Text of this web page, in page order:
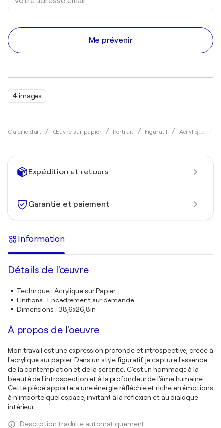
4 images
Galerie d'art Œuvre sur papier Portrait Figuratif Acrylique
Me prévenir
Expédition et retours
Garantie et paiement
Information
Détails de l'œuvre
Technique: Acrylique sur Papier
Finitions : Encadrement sur demande
Dimensions : 38,6x26,8in
À propos de l'oeuvre
Mon travail est une expression profonde et introspective, créée à
l'acrylique sur papier. Dans un style figuratif, je capture l'essence
de la contemplation et de la sérénité. C'est un hommage à la
beauté de l'introspection et à la profondeur de l'âme humaine.
Cette pièce apportera une énergie réfléchie et riche en émotions
à n’importe quel espace, invitant à la réflexion et au dialogue
intérieur.
Description traduite automatiquement.